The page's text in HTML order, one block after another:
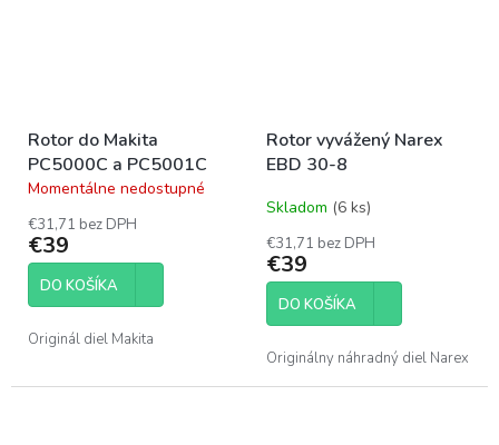
Rotor do Makita
PC5000C a PC5001C
Priemerné
produktu
je
5,0
hviezdičiek.
Momentálne nedostupné
€31,71 bez DPH
€39
DO KOŠÍKA
Originál diel Makita
Rotor vyvážený Narex
EBD 30-8
Skladom (6 ks)
€31,71 bez DPH
€39
DO KOŠÍKA
Originálny náhradný diel Narex